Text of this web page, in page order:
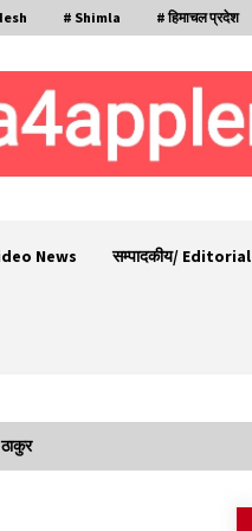
# Shimla # हिमाचल प्रदेश
News सम्पादकीय/ Editorial